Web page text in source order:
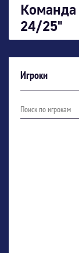
Команда
24/25"
Игроки